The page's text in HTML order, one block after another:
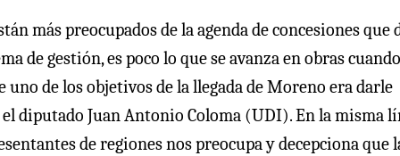
más preocupados de la agenda de concesiones que
de gestión, es poco lo que se avanza en obras cuando
de los objetivos de la llegada de Moreno era darle
diputado Juan Antonio Coloma (UDI). En la misma
de regiones nos preocupa y decepciona que